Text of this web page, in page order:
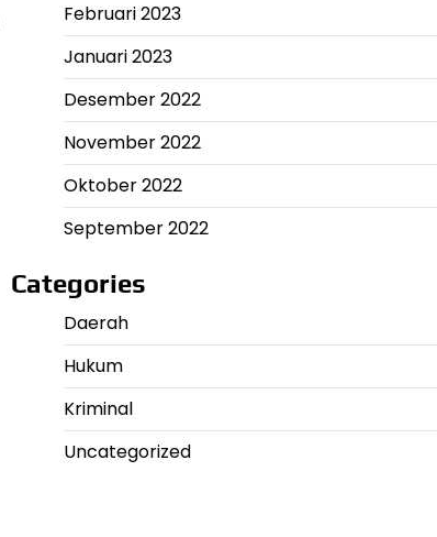
Februari 2023
Januari 2023
Desember 2022
November 2022
Oktober 2022
September 2022
Categories
Daerah
Hukum
Kriminal
Uncategorized